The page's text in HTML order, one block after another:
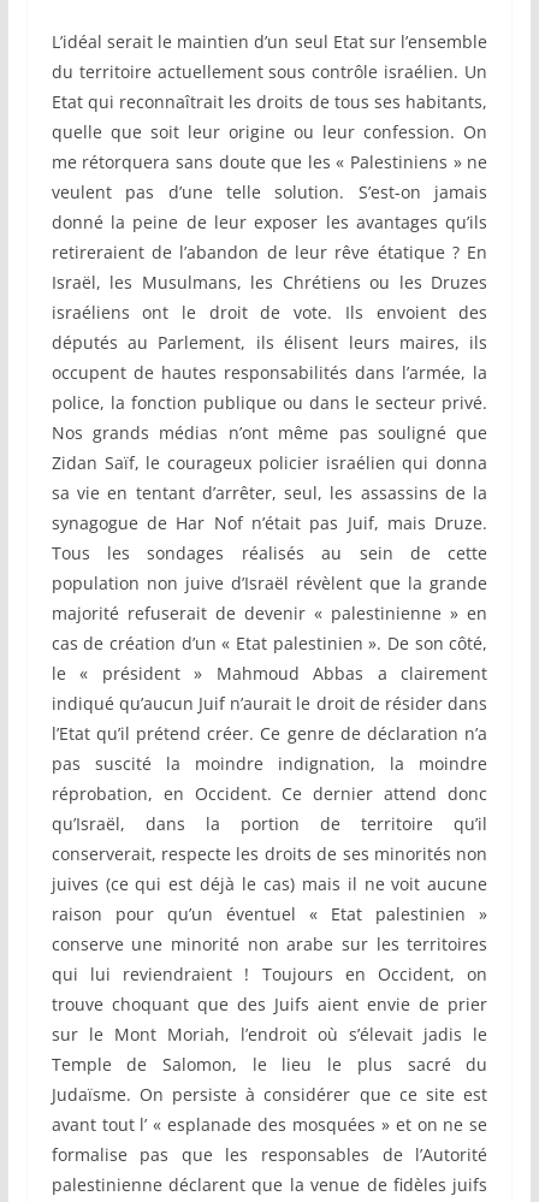
L’idéal serait le maintien d’un seul Etat sur l’ensemble
du territoire actuellement sous contrôle israélien. Un
Etat qui reconnaîtrait les droits de tous ses habitants,
quelle que soit leur origine ou leur confession. On
me rétorquera sans doute que les « Palestiniens » ne
veulent pas d’une telle solution. S’est-on jamais
donné la peine de leur exposer les avantages qu’ils
retireraient de l’abandon de leur rêve étatique ? En
Israël, les Musulmans, les Chrétiens ou les Druzes
israéliens ont le droit de vote. Ils envoient des
députés au Parlement, ils élisent leurs maires, ils
occupent de hautes responsabilités dans l’armée, la
police, la fonction publique ou dans le secteur privé.
Nos grands médias n’ont même pas souligné que
Zidan Saïf, le courageux policier israélien qui donna
sa vie en tentant d’arrêter, seul, les assassins de la
synagogue de Har Nof n’était pas Juif, mais Druze.
Tous les sondages réalisés au sein de cette
population non juive d’Israël révèlent que la grande
majorité refuserait de devenir « palestinienne » en
cas de création d’un « Etat palestinien ». De son côté,
le « président » Mahmoud Abbas a clairement
indiqué qu’aucun Juif n’aurait le droit de résider dans
l’Etat qu’il prétend créer. Ce genre de déclaration n’a
pas suscité la moindre indignation, la moindre
réprobation, en Occident. Ce dernier attend donc
qu’Israël, dans la portion de territoire qu’il
conserverait, respecte les droits de ses minorités non
juives (ce qui est déjà le cas) mais il ne voit aucune
raison pour qu’un éventuel « Etat palestinien »
conserve une minorité non arabe sur les territoires
qui lui reviendraient ! Toujours en Occident, on
trouve choquant que des Juifs aient envie de prier
sur le Mont Moriah, l’endroit où s’élevait jadis le
Temple de Salomon, le lieu le plus sacré du
Judaïsme. On persiste à considérer que ce site est
avant tout l’ « esplanade des mosquées » et on ne se
formalise pas que les responsables de l’Autorité
palestinienne déclarent que la venue de fidèles juifs